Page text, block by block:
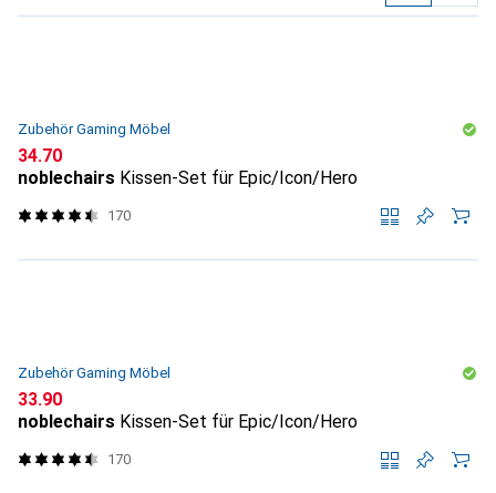
Zubehör Gaming Möbel
CHF
34.70
noblechairs Kissen-Set für Epic/Icon/Hero
170
Zubehör Gaming Möbel
CHF
33.90
noblechairs Kissen-Set für Epic/Icon/Hero
170